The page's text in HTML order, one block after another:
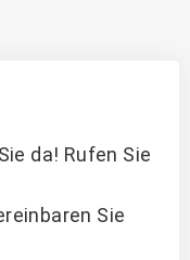
da! Rufen Sie
Sie